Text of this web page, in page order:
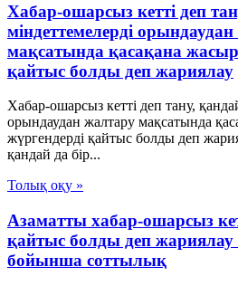
Хабар-ошарсыз кетті деп
міндеттемелерді
мақсатында қасақана
қайтыс болды деп жариялау
Хабар-ошарсыз кетті деп тану,
орындаудан жалтару мақсатында
жүргендерді қайтыс болды деп
қандай да бір...
Толық оқу »
Азаматты хабар-ошарсыз
қайтыс болды деп жариялау
бойынша соттылық